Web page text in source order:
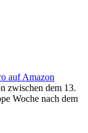
auf Amazon
zwischen dem 13.
Woche nach dem